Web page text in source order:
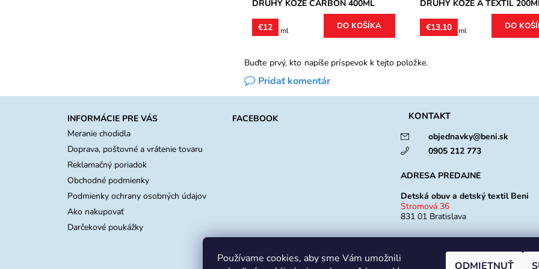
DRUHY KOŽE CARBON 400ML
€12
€4 / 100 ml
DRUHY KOŽE A TEXTIL
€13,10
€6,55 / 100 ml
Buďte prvý, kto napíše príspevok k tejto položke.
Pridať komentár
INFORMÁCIE PRE VÁS
Meranie chodidla
Doprava, poštovné a vrátenie tovaru
Reklamačný poriadok
Obchodné podmienky
Podmienky ochrany osobných údajov
Ako nakupovať
Darčekové poukážky
FACEBOOK KONTAKT
objednavky@beni.sk
0905 212 773
ADRESA PREDAJNE
Detská obuv a detský textil Beni
Stromová 36
831 01 Bratislava
Po -Pia: 10:00 - 18:00
Používame cookies, aby sme Vám umožnili
ODMIETNUŤ